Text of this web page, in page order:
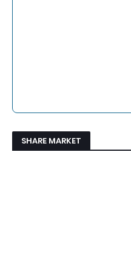
SHARE MARKET